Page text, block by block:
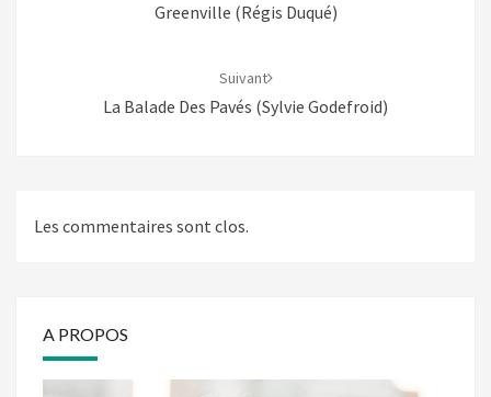
Greenville (Régis Duqué)
Suivant
La Balade Des Pavés (Sylvie Godefroid)
Les commentaires sont clos.
A PROPOS